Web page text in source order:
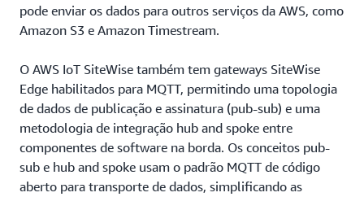
pode enviar os dados para outros serviços da AWS, como
Amazon S3 e Amazon Timestream.
O AWS IoT SiteWise também tem gateways SiteWise
Edge habilitados para MQTT, permitindo uma topologia
de dados de publicação e assinatura (pub-sub) e uma
metodologia de integração hub and spoke entre
componentes de software na borda. Os conceitos pub-
sub e hub and spoke usam o padrão MQTT de código
aberto para transporte de dados, simplificando as